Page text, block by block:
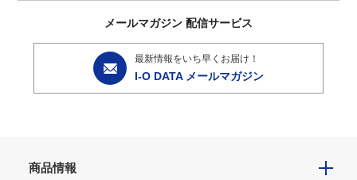
メールマガジン 配信サービス
最新情報をいち早くお届け！
I-O DATA メールマガジン
商品情報